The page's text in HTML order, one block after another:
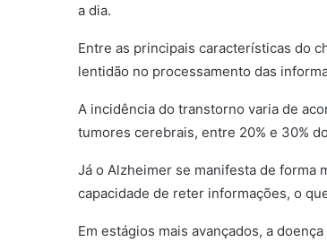
a dia.
Entre as principais características do
lentidão no processamento das
A incidência do transtorno varia de
tumores cerebrais, entre 20% e 30%
Já o Alzheimer se manifesta de forma
capacidade de reter informações, o
Em estágios mais avançados, a